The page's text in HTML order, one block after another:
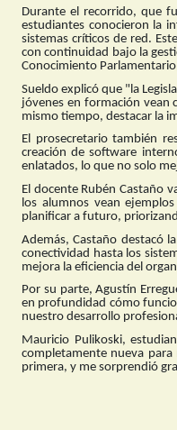
Durante el recorrido, que
estudiantes conocieron la
sistemas críticos de red.
con continuidad bajo la
Conocimiento
Sueldo explicó que "la
jóvenes en formación vean
mismo tiempo, destacar la
El prosecretario también
creación de software
enlatados, lo que no solo
El docente Rubén Castaño
los alumnos vean
planificar a futuro,
Además, Castaño destacó
conectividad hasta los
mejora la eficiencia del
Por su parte, Agustín
en profundidad cómo
nuestro desarrollo
Mauricio Pulikoski,
completamente nueva
primera, y me sorprendió